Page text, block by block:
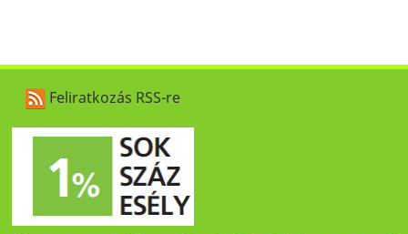
Feliratkozás RSS-re